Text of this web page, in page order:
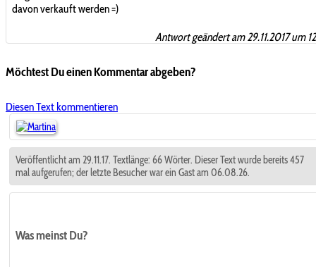
davon verkauft werden =)
Antwort geändert am 29.11.2017 um
Möchtest Du einen Kommentar abgeben?
Diesen Text kommentieren
Veröffentlicht am 29.11.17. Textlänge: 66 Wörter. Dieser Text wurde bereits 457
mal aufgerufen; der letzte Besucher war ein Gast am 06.08.26.
Was meinst Du?